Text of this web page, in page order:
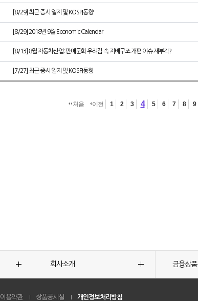
[8/29] 최근 증시 일지 및 KOSPI동향
[8/29] 2018년 9월 Economic Calendar
[8/13] 8월 자동차산업: 판매둔화 우려감 속 지배구조 개편 이슈 재부각?
[7/27] 최근 증시 일지 및 KOSPI동향
처음 이전 1 2 3 4 5 6 7 8 9
회사소개 금융상품
이용약관 상품공시실 개인정보처리방침